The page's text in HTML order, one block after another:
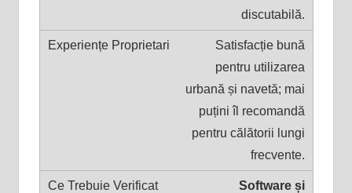
discutabilă.
Satisfacție bună
pentru utilizarea
urbană și navetă; mai
puțini îl recomandă
pentru călătorii lungi
frecvente.
Software și